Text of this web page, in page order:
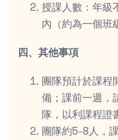
授課人數：年級
內（約為一個班
四、其他事項
團隊預計於課程
備；課前一週，
隊，以利課程證
團隊約5-8人，